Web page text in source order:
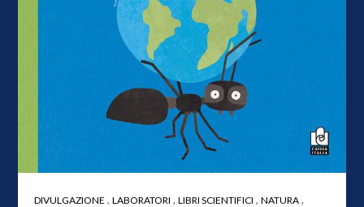
DIVULGAZIONE ,LABORATORI ,LIBRI SCIENTIFICI ,NATURA ,